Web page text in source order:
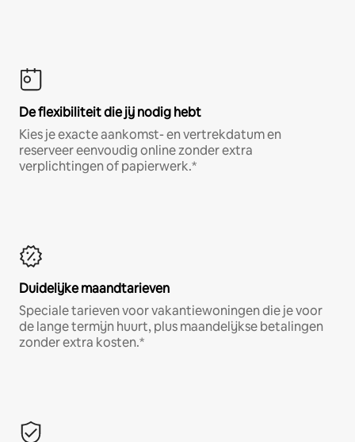
De flexibiliteit die jij nodig hebt
Kies je exacte aankomst- en vertrekdatum en
reserveer eenvoudig online zonder extra
verplichtingen of papierwerk.*
Duidelijke maandtarieven
Speciale tarieven voor vakantiewoningen die je voor
de lange termijn huurt, plus maandelijkse betalingen
zonder extra kosten.*